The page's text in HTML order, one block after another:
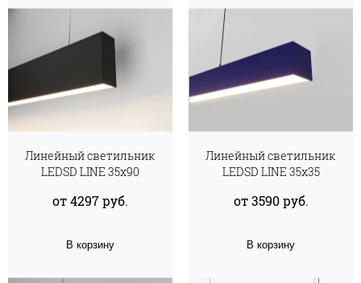
Линейный светильник
LEDSD LINE 35х90
от 4297 руб.
В корзину
Линейный светильник
LEDSD LINE 35х35
от 3590 руб.
В корзину